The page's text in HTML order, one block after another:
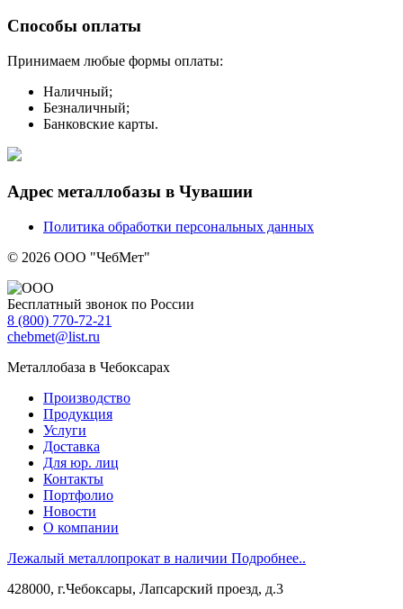
Способы оплаты
Принимаем любые формы оплаты:
Наличный;
Безналичный;
Банковские карты.
Адрес металлобазы в Чувашии
Политика обработки персональных данных
© 2026 ООО "ЧебМет"
Бесплатный звонок по России
8 (800) 770-72-21
chebmet@list.ru
Металлобаза в Чебоксарах
Производство
Продукция
Услуги
Доставка
Для юр. лиц
Контакты
Портфолио
Новости
О компании
Лежалый металлопрокат в наличии Подробнее..
428000, г.Чебоксары, Лапсарский проезд, д.3